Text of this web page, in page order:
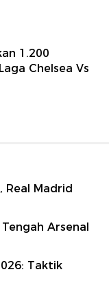
1.200
Chelsea Vs
Real Madrid
Arsenal
Taktik